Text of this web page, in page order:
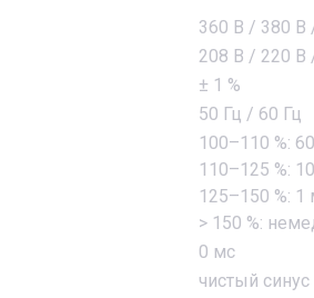
360 В / 380 В
208 В / 220 В
± 1 %
50 Гц / 60 Гц
100–110 %:
110–125 %:
125–150 %: 1
> 150 %:
0 мс
чистый синус